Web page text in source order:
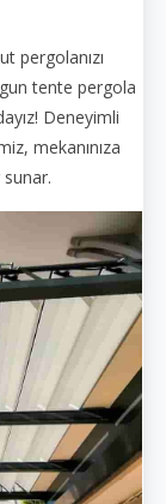
pergolanızı
tente pergola
Deneyimli
mekanınıza